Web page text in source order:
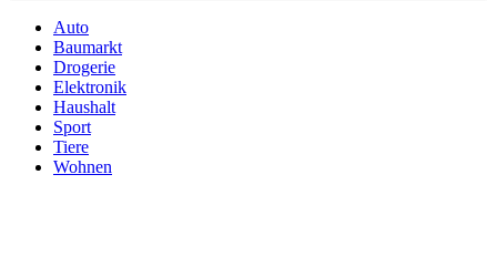
Auto
Baumarkt
Drogerie
Elektronik
Haushalt
Sport
Tiere
Wohnen